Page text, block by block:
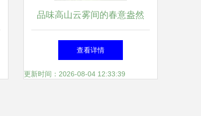
品味高山云雾间的春意盎然
——2019新茶高山云雾炒青绿
茶
查看详情
更新时间：2026-08-04 12:33:39